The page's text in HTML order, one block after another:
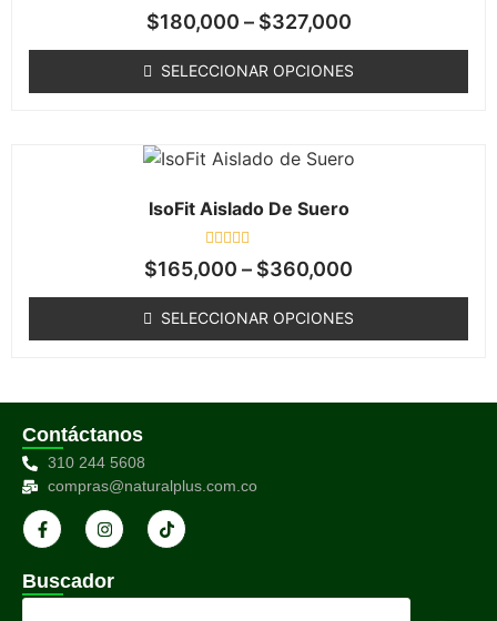
Valorado
en
de
5
$180,000 – $327,000
SELECCIONAR OPCIONES
IsoFit Aislado De Suero
Valorado
en
de
5
$165,000 – $360,000
SELECCIONAR OPCIONES
Contáctanos
310 244 5608
compras@naturalplus.com.co
Buscador